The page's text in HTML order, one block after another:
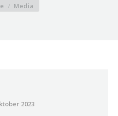
hier:
Media
2023